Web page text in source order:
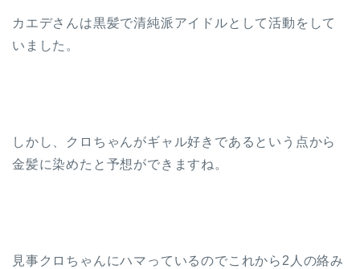
カエデさんは黒髪で清純派アイドルとして活動をして
いました。
しかし、クロちゃんがギャル好きであるという点から
金髪に染めたと予想ができますね。
見事クロちゃんにハマっているのでこれから2人の絡み